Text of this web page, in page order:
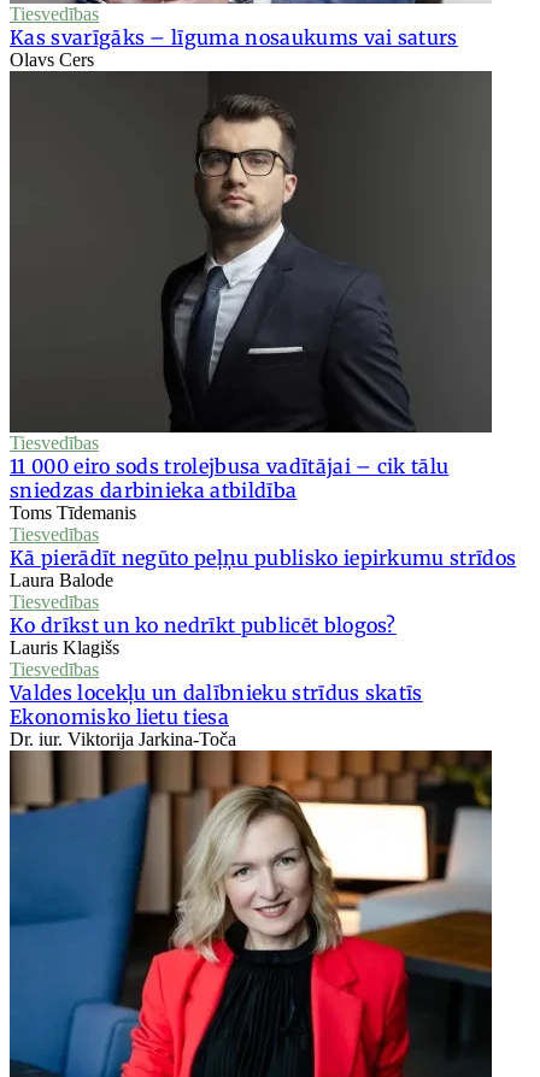
Tiesvedības
Kas svarīgāks – līguma nosaukums vai saturs
Olavs Cers
Tiesvedības
11 000 eiro sods trolejbusa vadītājai – cik tālu
sniedzas darbinieka atbildība
Toms Tīdemanis
Tiesvedības
Kā pierādīt negūto peļņu publisko iepirkumu strīdos
Laura Balode
Tiesvedības
Ko drīkst un ko nedrīkt publicēt blogos?
Lauris Klagišs
Tiesvedības
Valdes locekļu un dalībnieku strīdus skatīs
Ekonomisko lietu tiesa
Dr. iur. Viktorija Jarkina-Toča